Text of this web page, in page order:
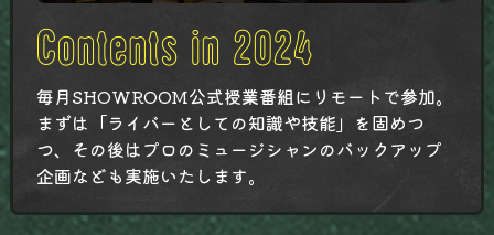
毎月SHOWROOM公式授業番組にリモートで参加。
まずは「ライバーとしての知識や技能」を固めつ
つ、その後はプロのミュージシャンのバックアップ
企画なども実施いたします。